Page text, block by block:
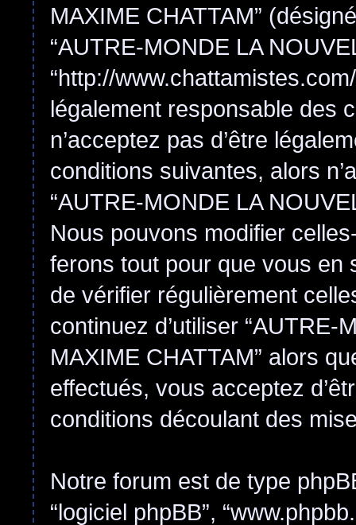
MAXIME CHATTAM”
“AUTRE-MONDE LA
“http://
légalement responsable des
n’acceptez pas d’être
conditions suivantes, alors
“AUTRE-MONDE LA
Nous pouvons modifier
ferons tout pour que vous en
de vérifier régulièrement
continuez d’utiliser “AUTRE-
MAXIME CHATTAM” alors
effectués, vous acceptez
conditions découlant des
Notre forum est de type
“logiciel phpBB”,